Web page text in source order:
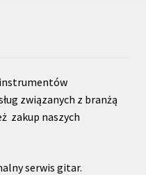
związanych z branżą
zakup naszych
serwis gitar.